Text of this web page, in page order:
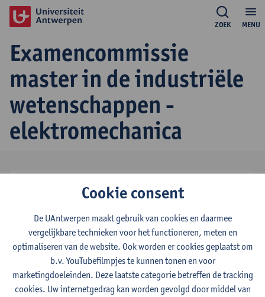
MENU
ZOEK
Examencommissie
master in de industriële
wetenschappen -
elektromechanica
+3232651915
Toon e-mailadres
Gunther Steenackers
voorzitter
tel:+3232651908
Cookie consent
De UAntwerpen maakt gebruik van cookies en daarmee
vergelijkbare technieken voor het functioneren, meten en
optimaliseren van de website. Ook worden er cookies geplaatst om
b.v. YouTubefilmpjes te kunnen tonen en voor
marketingdoeleinden. Deze laatste categorie betreffen de tracking
cookies. Uw internetgedrag kan worden gevolgd door middel van